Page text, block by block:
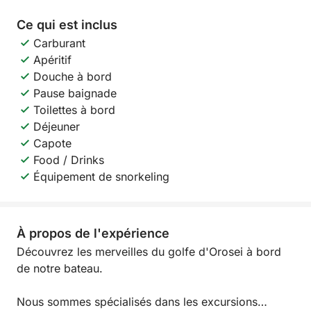
Ce qui est inclus
Carburant
Apéritif
Douche à bord
Pause baignade
Toilettes à bord
Déjeuner
Capote
Food / Drinks
Équipement de snorkeling
À propos de l'expérience
Découvrez les merveilles du golfe d'Orosei à bord
de notre bateau.
Nous sommes spécialisés dans les excursions